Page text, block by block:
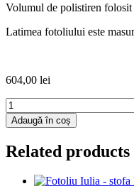
Volumul de polistiren folosit
Latimea fotoliului este
604,00 lei
Cantitate
Fotoliu
puf
Ball
imitatie
Adaugă în coș
Related products